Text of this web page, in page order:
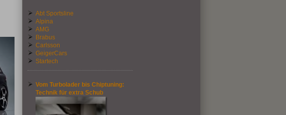
Abt Sportsline
Alpina
AMG
Brabus
Carlsson
GeigerCars
Startech
Vom Turbolader bis Chiptuning:
Technik für extra Schub